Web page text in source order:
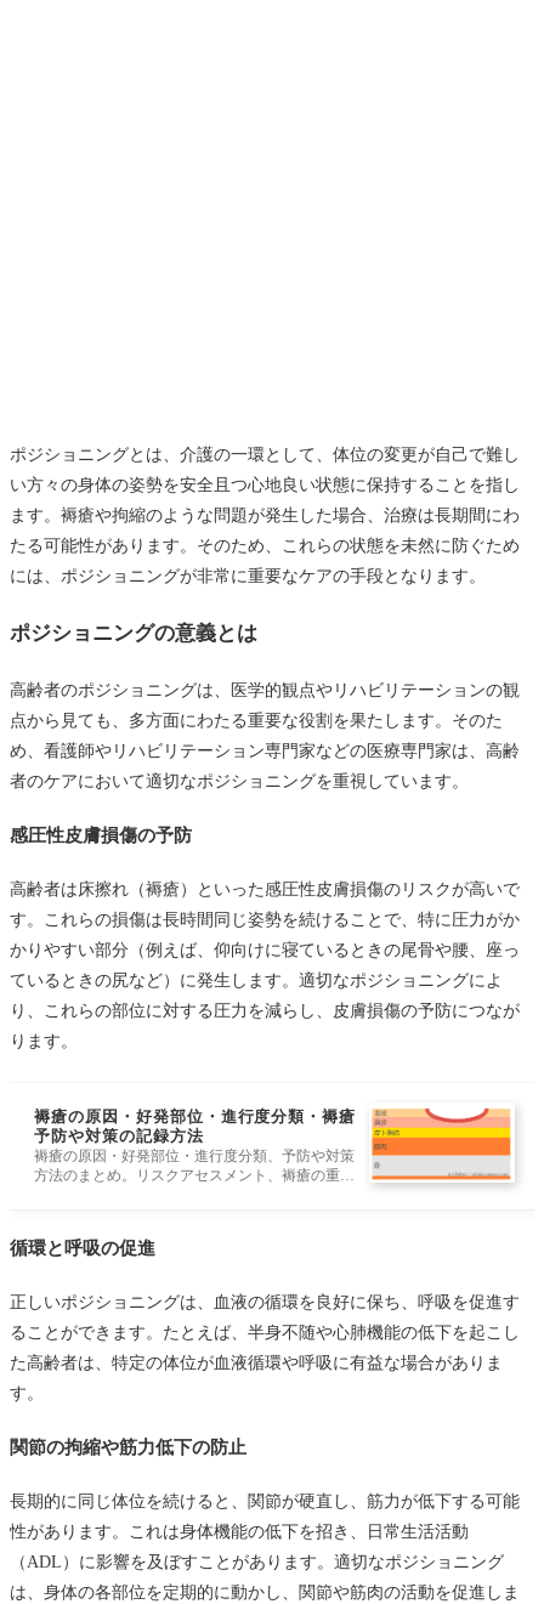
ポジショニングとは、介護の一環として、体位の変更が自己で難し
い方々の身体の姿勢を安全且つ心地良い状態に保持することを指し
ます。褥瘡や拘縮のような問題が発生した場合、治療は長期間にわ
たる可能性があります。そのため、これらの状態を未然に防ぐため
には、ポジショニングが非常に重要なケアの手段となります。
ポジショニングの意義とは
高齢者のポジショニングは、医学的観点やリハビリテーションの観
点から見ても、多方面にわたる重要な役割を果たします。そのた
め、看護師やリハビリテーション専門家などの医療専門家は、高齢
者のケアにおいて適切なポジショニングを重視しています。
感圧性皮膚損傷の予防
高齢者は床擦れ（褥瘡）といった感圧性皮膚損傷のリスクが高いで
す。これらの損傷は長時間同じ姿勢を続けることで、特に圧力がか
かりやすい部分（例えば、仰向けに寝ているときの尾骨や腰、座っ
ているときの尻など）に発生します。適切なポジショニングによ
り、これらの部位に対する圧力を減らし、皮膚損傷の予防につなが
ります。
褥瘡の原因・好発部位・進行度分類・褥瘡
予防や対策の記録方法
褥瘡の原因・好発部位・進行度分類、予防や対策
方法のまとめ。リスクアセスメント、褥瘡の重症
循環と呼吸の促進
正しいポジショニングは、血液の循環を良好に保ち、呼吸を促進す
ることができます。たとえば、半身不随や心肺機能の低下を起こし
た高齢者は、特定の体位が血液循環や呼吸に有益な場合がありま
す。
関節の拘縮や筋力低下の防止
長期的に同じ体位を続けると、関節が硬直し、筋力が低下する可能
性があります。これは身体機能の低下を招き、日常生活活動
（ADL）に影響を及ぼすことがあります。適切なポジショニング
は、身体の各部位を定期的に動かし、関節や筋肉の活動を促進しま